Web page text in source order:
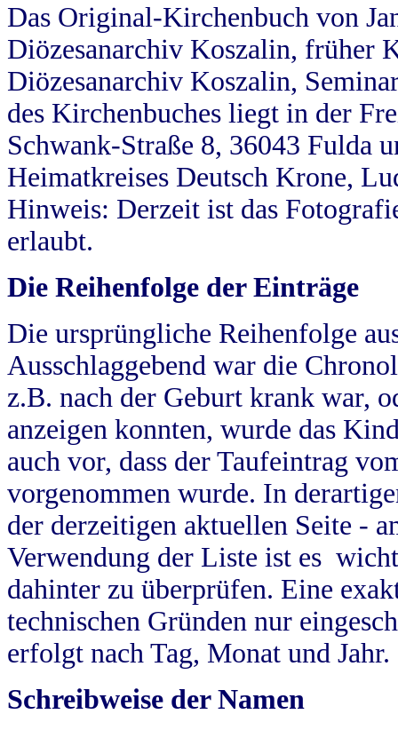
Das Original-Kirchenbuch von
Diözesanarchiv Koszalin, früher
Diözesanarchiv Koszalin,
des Kirchenbuches liegt in der
Schwank-Straße 8, 36043 Fulda
Heimatkreises Deutsch Krone,
Hinweis: Derzeit ist das
erlaubt.
Die Reihenfolge der Einträge
Die ursprüngliche Reihenfolge
Ausschlaggebend war die
z.B. nach der Geburt krank war,
anzeigen konnten, wurde das
auch vor, dass der Taufeintrag
vorgenommen wurde. In
der derzeitigen aktuellen Seite -
Verwendung der Liste ist es
dahinter zu überprüfen. Eine
technischen Gründen nur
erfolgt nach Tag, Monat und Jahr.
Schreibweise der Namen